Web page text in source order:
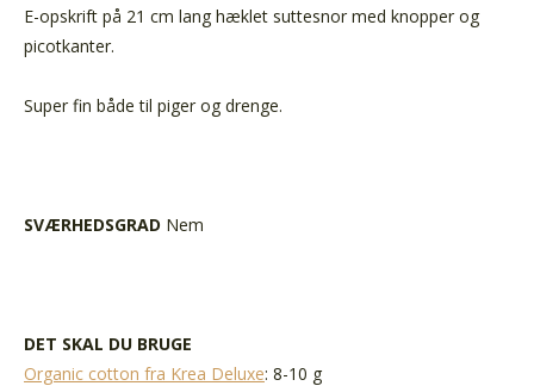
E-opskrift på 21 cm lang hæklet suttesnor med knopper og
picotkanter.
Super fin både til piger og drenge.
SVÆRHEDSGRAD Nem
DET SKAL DU BRUGE
Organic cotton fra Krea Deluxe: 8-10 g